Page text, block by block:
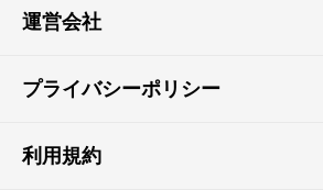
運営会社
プライバシーポリシー
利用規約